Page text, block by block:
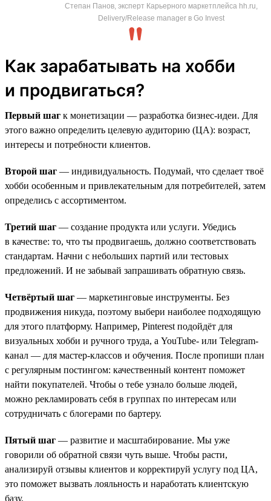
Степан Панов, эксперт Карьерного маркетплейса hh.ru,
Delivery/Release manager в Go Invest
Как зарабатывать на хобби
и продвигаться?
Первый шаг к монетизации — разработка бизнес-идеи. Для
этого важно определить целевую аудиторию (ЦА): возраст,
интересы и потребности клиентов.
Второй шаг — индивидуальность. Подумай, что сделает твоё
хобби особенным и привлекательным для потребителей, затем
определись с ассортиментом.
Третий шаг — создание продукта или услуги. Убедись
в качестве: то, что ты продвигаешь, должно соответствовать
стандартам. Начни с небольших партий или тестовых
предложений. И не забывай запрашивать обратную связь.
Четвёртый шаг — маркетинговые инструменты. Без
продвижения никуда, поэтому выбери наиболее подходящую
для этого платформу. Например, Pinterest подойдёт для
визуальных хобби и ручного труда, а YouTube- или Telegram-
канал — для мастер-классов и обучения. После пропиши план
с регулярным постингом: качественный контент поможет
найти покупателей. Чтобы о тебе узнало больше людей,
можно рекламировать себя в группах по интересам или
сотрудничать с блогерами по бартеру.
Пятый шаг — развитие и масштабирование. Мы уже
говорили об обратной связи чуть выше. Чтобы расти,
анализируй отзывы клиентов и корректируй услугу под ЦА,
это поможет вызвать лояльность и наработать клиентскую
базу.